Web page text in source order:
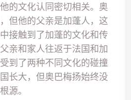
的文化认同密切相关。奥
但他的父亲是加蓬人，这
接触到了加蓬的文化和传
亲和家人往返于法国和加
到了两种不同文化的碰撞
长大，但奥巴梅扬始终没
源。